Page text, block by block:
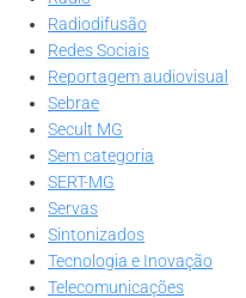
Radiodifusão
Redes Sociais
Reportagem audiovisual
Sebrae
Secult MG
Sem categoria
SERT-MG
Servas
Sintonizados
Tecnologia e Inovação
Telecomunicações